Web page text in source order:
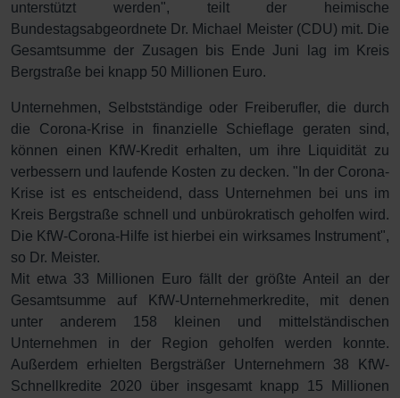
unterstützt werden", teilt der heimische
Bundestagsabgeordnete Dr. Michael Meister (CDU) mit. Die
Gesamtsumme der Zusagen bis Ende Juni lag im Kreis
Bergstraße bei knapp 50 Millionen Euro.
Unternehmen, Selbstständige oder Freiberufler, die durch
die Corona-Krise in finanzielle Schieflage geraten sind,
können einen KfW-Kredit erhalten, um ihre Liquidität zu
verbessern und laufende Kosten zu decken. "In der Corona-
Krise ist es entscheidend, dass Unternehmen bei uns im
Kreis Bergstraße schnell und unbürokratisch geholfen wird.
Die KfW-Corona-Hilfe ist hierbei ein wirksames Instrument",
so Dr. Meister.
Mit etwa 33 Millionen Euro fällt der größte Anteil an der
Gesamtsumme auf KfW-Unternehmerkredite, mit denen
unter anderem 158 kleinen und mittelständischen
Unternehmen in der Region geholfen werden konnte.
Außerdem erhielten Bergsträßer Unternehmern 38 KfW-
Schnellkredite 2020 über insgesamt knapp 15 Millionen